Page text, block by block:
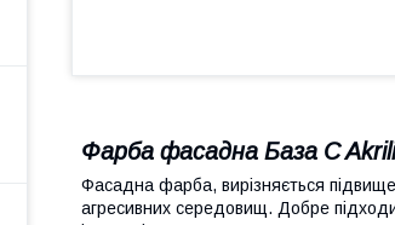
Фарба фасадна База C
Фасадна фарба, вирізняється
агресивних середовищ. Добре